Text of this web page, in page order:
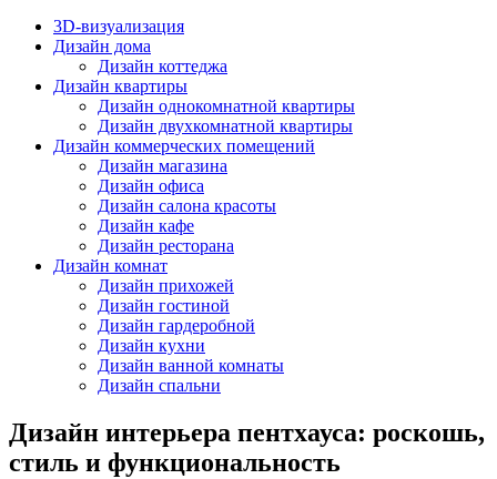
3D-визуализация
Дизайн дома
Дизайн коттеджа
Дизайн квартиры
Дизайн однокомнатной квартиры
Дизайн двухкомнатной квартиры
Дизайн коммерческих помещений
Дизайн магазина
Дизайн офиса
Дизайн салона красоты
Дизайн кафе
Дизайн ресторана
Дизайн комнат
Дизайн прихожей
Дизайн гостиной
Дизайн гардеробной
Дизайн кухни
Дизайн ванной комнаты
Дизайн спальни
Дизайн интерьера пентхауса: роскошь,
стиль и функциональность